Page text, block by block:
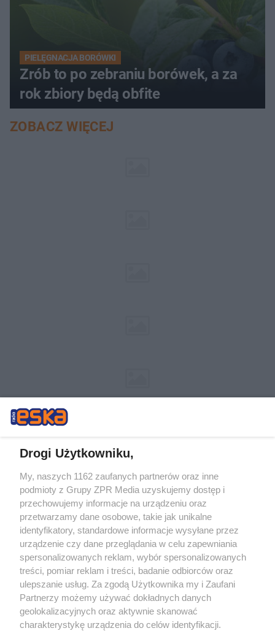
PIELĘGNACJA BORÓWKI
Zrób to po zebraniu borówek, a za
rok zbiory będą obfite
ZOBACZ WIĘCEJ
Żaden utwór zamieszczony w serwisie nie może być powielany i
rozpowszechniany lub dalej rozpowszechniany w jakikolwiek sposób (w
tym także elektroniczny lub mechaniczny) na jakimkolwiek polu
eksploatacji w jakiejkolwiek formie, włącznie z umieszczaniem w
Internecie bez pisemnej zgody właściciela praw. Jakiekolwiek użycie lub
wykorzystanie utworów w całości lub w części z naruszeniem prawa,
tzn. bez właściwej zgody, jest zabronione pod groźbą kary i może być
ścigane prawnie.
Drogi Użytkowniku,
My, naszych 1162 zaufanych partnerów oraz inne
podmioty z Grupy ZPR Media uzyskujemy dostęp i
przechowujemy informacje na urządzeniu oraz
przetwarzamy dane osobowe, takie jak unikalne
identyfikatory, standardowe informacje wysyłane przez
urządzenie czy dane przeglądania w celu zapewniania
spersonalizowanych reklam, wybór spersonalizowanych
treści, pomiar reklam i treści, badanie odbiorców oraz
ulepszanie usług. Za zgodą Użytkownika my i Zaufani
Partnerzy możemy używać dokładnych danych
geolokalizacyjnych oraz aktywnie skanować
charakterystykę urządzenia do celów identyfikacji.